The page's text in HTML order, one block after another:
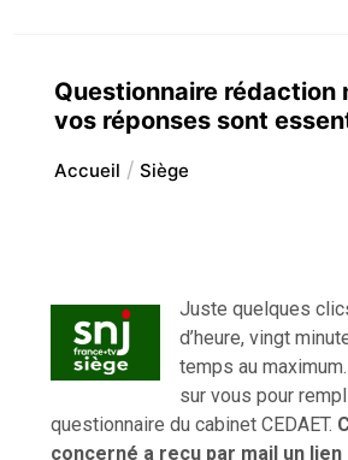
Questionnaire rédaction
vos réponses sont
Accueil Siège
Juste quelques
d’heure, vingt
temps au
sur vous pour
questionnaire du cabinet CEDAET.
concerné a reçu par mail un